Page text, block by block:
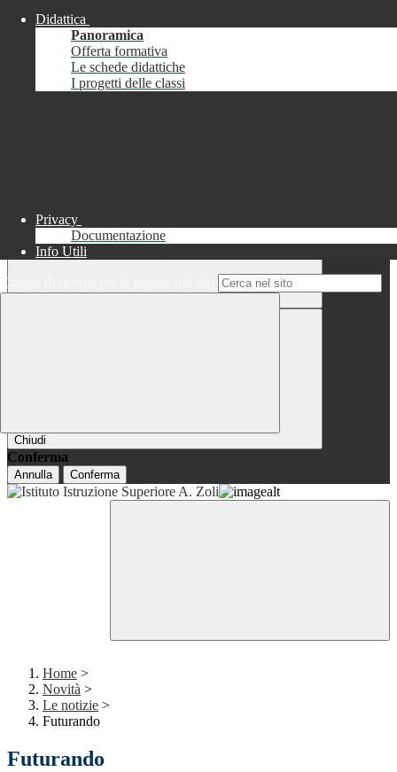
Chiudi
Informazione
Chiudi
Conferma
Annulla Conferma
Didattica
Panoramica
Offerta formativa
Le schede didattiche
I progetti delle classi
Privacy
Documentazione
Info Utili
Campo di ricerca per le pagine del sito
Home >
Novità >
Le notizie >
Futurando
Futurando